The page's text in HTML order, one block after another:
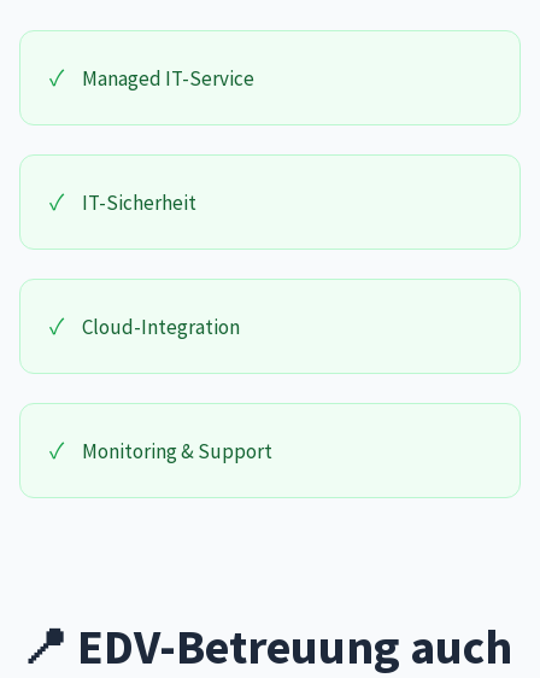
✓ Managed IT-Service
✓ IT-Sicherheit
✓ Cloud-Integration
✓ Monitoring & Support
📍 EDV-Betreuung auch